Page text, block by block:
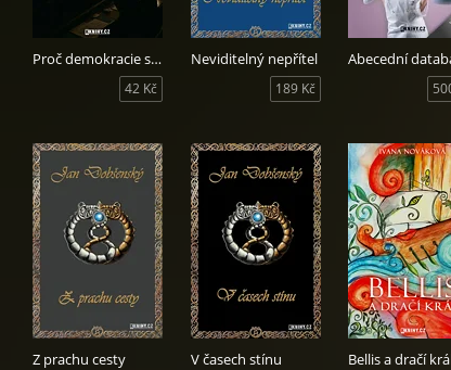
Proč demokracie selhávají
42 Kč
Neviditelný nepřítel
189 Kč
Z prachu cesty V časech stínu Bellis a dračí